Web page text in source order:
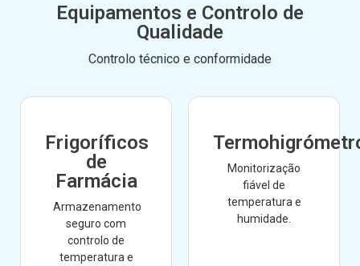
Equipamentos e Controlo de
Qualidade
Controlo técnico e conformidade
Frigoríficos
de
Farmácia
Armazenamento
seguro com
controlo de
temperatura e
Monitorização
fiável de
temperatura e
humidade.